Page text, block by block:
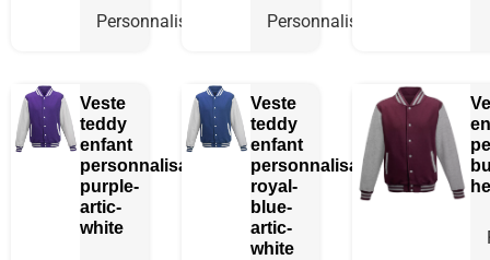
Personnaliser Personnaliser
Veste
teddy
enfant
personnalisable
purple-
artic-
white
Veste
teddy
enfant
personnalisable
royal-
blue-
artic-
white